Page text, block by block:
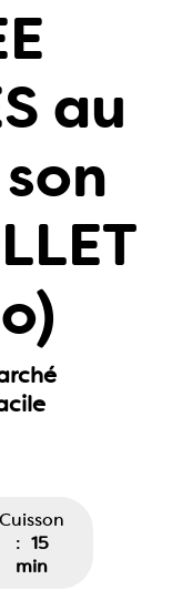
au
Cuisson
: 15
min